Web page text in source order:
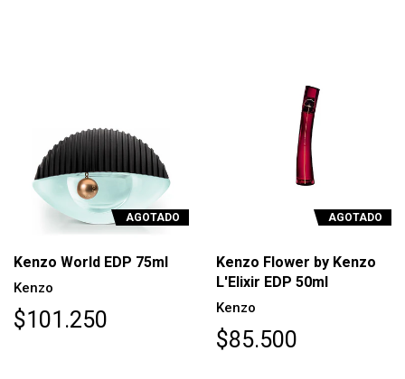
AGOTADO
Kenzo World EDP 75ml
Kenzo
$101.250
AGOTADO
Kenzo Flower by Kenzo
L'Elixir EDP 50ml
Kenzo
$85.500